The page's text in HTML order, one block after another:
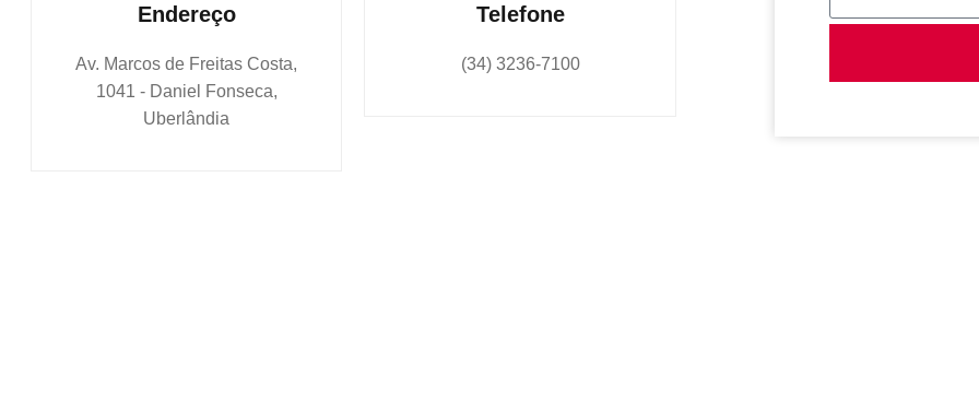
Endereço
Av. Marcos de Freitas Costa,
1041 - Daniel Fonseca,
Uberlândia
Telefone
(34) 3236-7100